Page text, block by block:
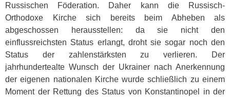
Russischen Föderation. Daher kann die Russisch-
Orthodoxe Kirche sich bereits beim Abheben als
abgeschossen herausstellen: da sie nicht den
einflussreichsten Status erlangt, droht sie sogar noch den
Status der zahlenstärksten zu verlieren. Der
jahrhundertealte Wunsch der Ukrainer nach Anerkennung
der eigenen nationalen Kirche wurde schließlich zu einem
Moment der Rettung des Status von Konstantinopel in der